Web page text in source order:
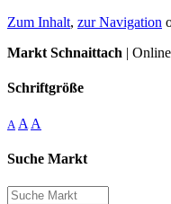
Zum Inhalt, zur Navigation
Markt Schnaittach |
Schriftgröße
A A A
Suche Markt